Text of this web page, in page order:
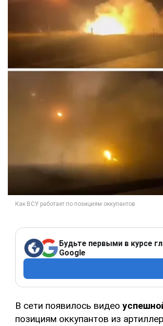
Будьте первыми в курсе
Google
В сети появилось видео
позициям оккупантов из